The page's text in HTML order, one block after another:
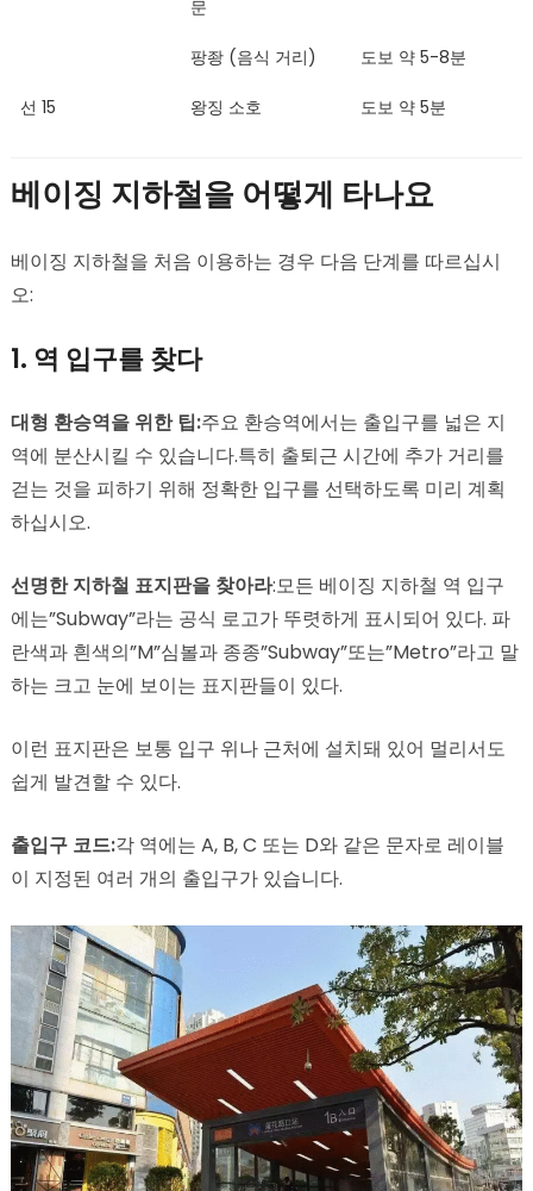
문
팡좡 (음식 거리) 도보 약 5-8분
선 15 왕징 소호 도보 약 5분
베이징 지하철을 어떻게 타나요
베이징 지하철을 처음 이용하는 경우 다음 단계를 따르십시
오:
1. 역 입구를 찾다
대형 환승역을 위한 팁:주요 환승역에서는 출입구를 넓은 지
역에 분산시킬 수 있습니다.특히 출퇴근 시간에 추가 거리를
걷는 것을 피하기 위해 정확한 입구를 선택하도록 미리 계획
하십시오.
선명한 지하철 표지판을 찾아라:모든 베이징 지하철 역 입구
에는”Subway”라는 공식 로고가 뚜렷하게 표시되어 있다. 파
란색과 흰색의”M”심볼과 종종”Subway”또는”Metro”라고 말
하는 크고 눈에 보이는 표지판들이 있다.
이런 표지판은 보통 입구 위나 근처에 설치돼 있어 멀리서도
쉽게 발견할 수 있다.
출입구 코드:각 역에는 A, B, C 또는 D와 같은 문자로 레이블
이 지정된 여러 개의 출입구가 있습니다.